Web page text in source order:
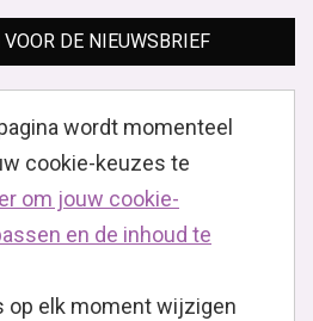
DE NIEUWSBRIEF
wordt momenteel
cookie-keuzes te
om jouw cookie-
en de inhoud te
op elk moment wijzigen